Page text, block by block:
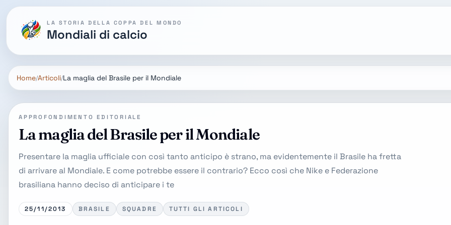
LA STORIA DELLA COPPA DEL MONDO
Mondiali di calcio
Home Articoli La maglia del Brasile per il Mondiale
APPROFONDIMENTO EDITORIALE
La maglia del Brasile per il Mondiale
Presentare la maglia ufficiale con così tanto anticipo è strano, ma evidentemente il Brasile ha fretta
di arrivare al Mondiale. E come potrebbe essere il contrario? Ecco così che Nike e Federazione
brasiliana hanno deciso di anticipare i te
25/11/2013 BRASILE SQUADRE TUTTI GLI ARTICOLI